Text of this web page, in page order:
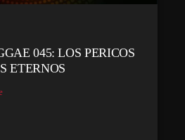
045: LOS PERICOS
ETERNOS